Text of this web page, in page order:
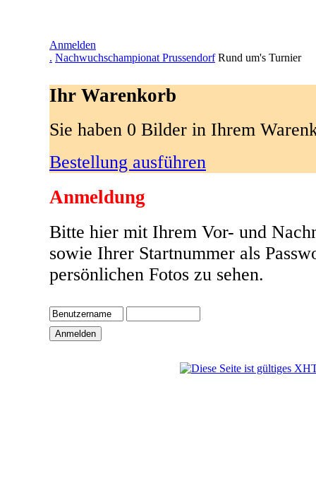
Anmelden
. Nachwuchschampionat Prussendorf Rund um's Turnier
Ihr Warenkorb
Sie haben 0 Bilder in Ihrem
Bestellung ausführen
Anmeldung
Bitte hier mit Ihrem Vor- und
sowie Ihrer Startnummer als
persönlichen Fotos zu sehen.